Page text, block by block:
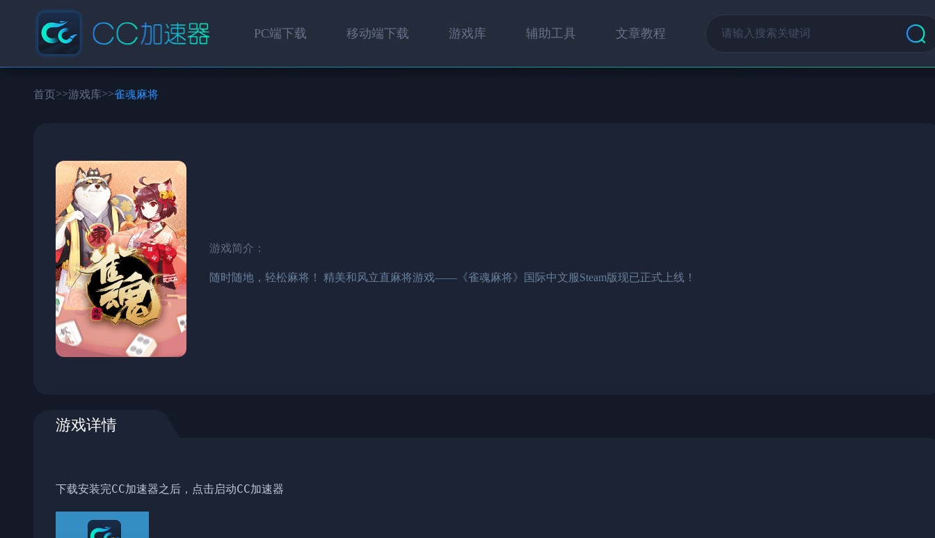
PC端下载 移动端下载 游戏库 辅助工具 文章教程
首页>>游戏库>>雀魂麻将
游戏简介：
随时随地，轻松麻将！ 精美和风立直麻将游戏——《雀魂麻将》国际中文服Steam版现已正式上线！
游戏详情
下载安装完CC加速器之后，点击启动CC加速器